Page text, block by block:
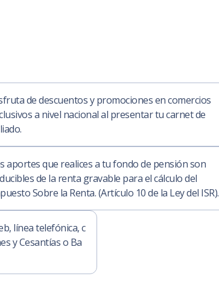
de descuentos y promociones en comercios
a nivel nacional al presentar tu carnet de
aportes que realices a tu fondo de pensión son
de la renta gravable para el cálculo del
Sobre la Renta. (Artículo 10 de la Ley del ISR).
línea telefónica, c
y Cesantías o Ba